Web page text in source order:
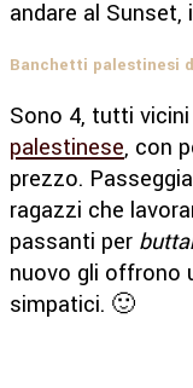
andare al
Banchetti palestinesi
Sono 4, tutti
palestinese, con
prezzo.
ragazzi che
passanti per
nuovo gli offrono
simpatici. 🙂